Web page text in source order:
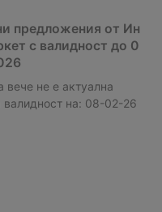
предложения от Ин
с валидност до 0
вече не е актуална
валидност на: 08-02-26